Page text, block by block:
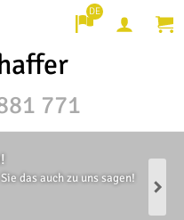
DE
771
das auch zu uns sagen! Next